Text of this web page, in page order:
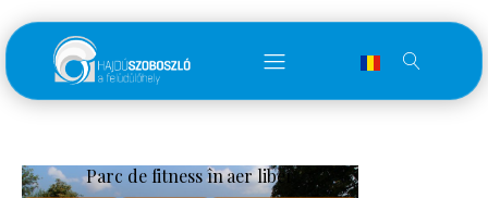
Parc de fitness în aer liber